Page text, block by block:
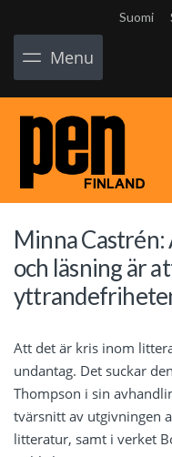
Suomi
Menu
Minna
och läsning är
Att det är kris inom
undantag. Det suckar
Thompson i sin
tvärsnitt av utgivningen
litteratur, samt i verket